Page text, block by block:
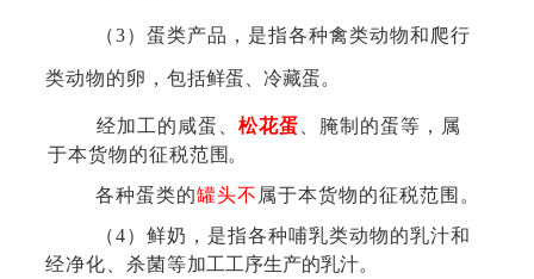
（3）蛋类产品，是指各种禽类动物和爬行
类动物的卵，包括鲜蛋、冷藏蛋。
经加工的咸蛋、松花蛋 、腌制的蛋等，属
于本货物的征税范围。
各种蛋类的罐头不 属于本货物的征税范围。
（4）鲜奶，是指各种哺乳类动物的乳汁和
经净化、杀菌等加工工序生产的乳汁。